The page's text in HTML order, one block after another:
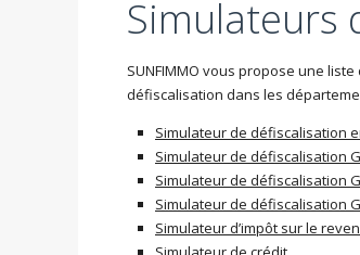
Simulateurs
SUNFIMMO vous propose une
défiscalisation dans les
Simulateur de défiscalisation
Simulateur de défiscalisation
Simulateur de défiscalisation
Simulateur de défiscalisation
Simulateur d’impôt sur le